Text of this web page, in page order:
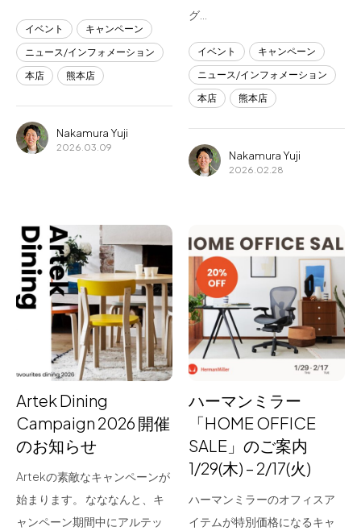
イベント
キャンペーン
ニュース/インフォメーション
本店
熊本店
Nakamura Yuji
2026.03.09
グ…
イベント
キャンペーン
ニュース/インフォメーション
本店
熊本店
Nakamura Yuji
2026.02.28
Artek Dining
Campaign 2026 開催
のお知らせ
Artekの素敵なキャンペーンが
始まります。 なななんと、キ
ャンペーン期間中にアルテッ
ハーマンミラー
「HOME OFFICE
SALE」のご案内
1/29(木) – 2/17(火)
ハーマンミラーのオフィスア
イテムが特別価格になるキャ